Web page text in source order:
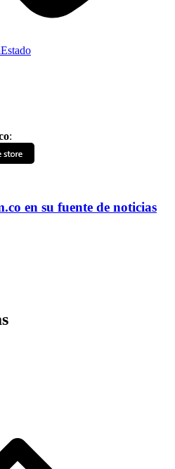
Estado
:
en su fuente de noticias